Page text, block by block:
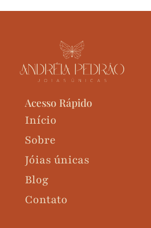
Acesso Rápido
Início
Sobre
Jóias únicas
Blog
Contato